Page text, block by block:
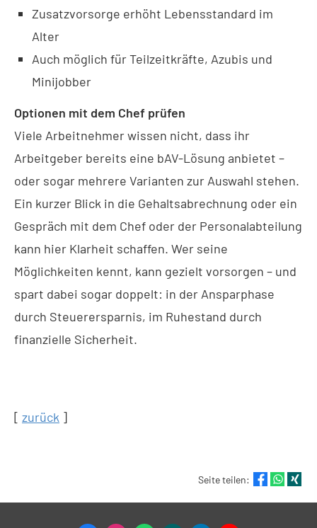
Zusatzvorsorge erhöht Lebensstandard im
Alter
Auch möglich für Teilzeitkräfte, Azubis und
Minijobber
Optionen mit dem Chef prüfen
Viele Arbeitnehmer wissen nicht, dass ihr
Arbeitgeber bereits eine bAV-Lösung anbietet –
oder sogar mehrere Varianten zur Auswahl stehen.
Ein kurzer Blick in die Gehaltsabrechnung oder ein
Gespräch mit dem Chef oder der Personalabteilung
kann hier Klarheit schaffen. Wer seine
Möglichkeiten kennt, kann gezielt vorsorgen – und
spart dabei sogar doppelt: in der Ansparphase
durch Steuerersparnis, im Ruhestand durch
finanzielle Sicherheit.
[ zurück ]
Seite teilen: